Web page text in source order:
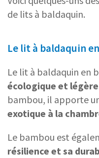
de lits à baldaquin.
Le lit à baldaquin
Le lit à baldaquin en
écologique et légère
bambou, il apporte
exotique à la
Le bambou est
résilience et sa